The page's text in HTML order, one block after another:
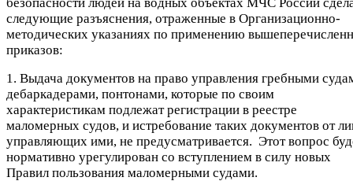
следующие разъяснения, отраженные в Организационно-
методических указаниях по применению
приказов:
1. Выдача документов на право управления гребными
дебаркадерами, понтонами, которые по своим
характеристикам подлежат регистрации в реестре
маломерных судов, и истребование таких документов от
управляющих ими, не предусматривается. Этот вопрос
нормативно урегулирован со вступлением в силу новых
Правил пользования маломерными судами.